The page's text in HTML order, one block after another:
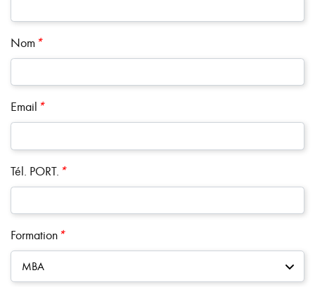
Nom *
Email *
Tél. PORT. *
Formation *
MBA